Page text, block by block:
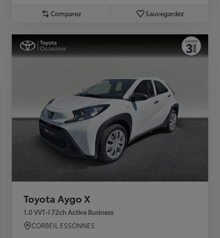
Comparez Sauvegardez
Toyota Aygo X
1.0 VVT-i 72ch Active Business
CORBEIL ESSONNES